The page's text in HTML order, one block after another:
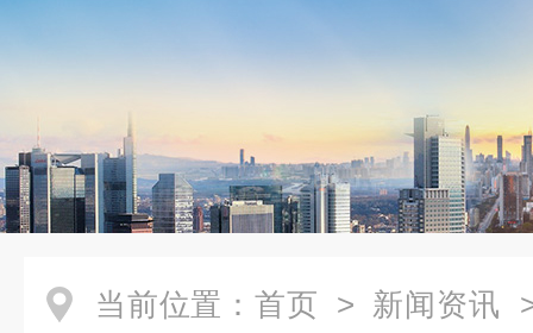
当前位置： 首页 > 新闻资讯